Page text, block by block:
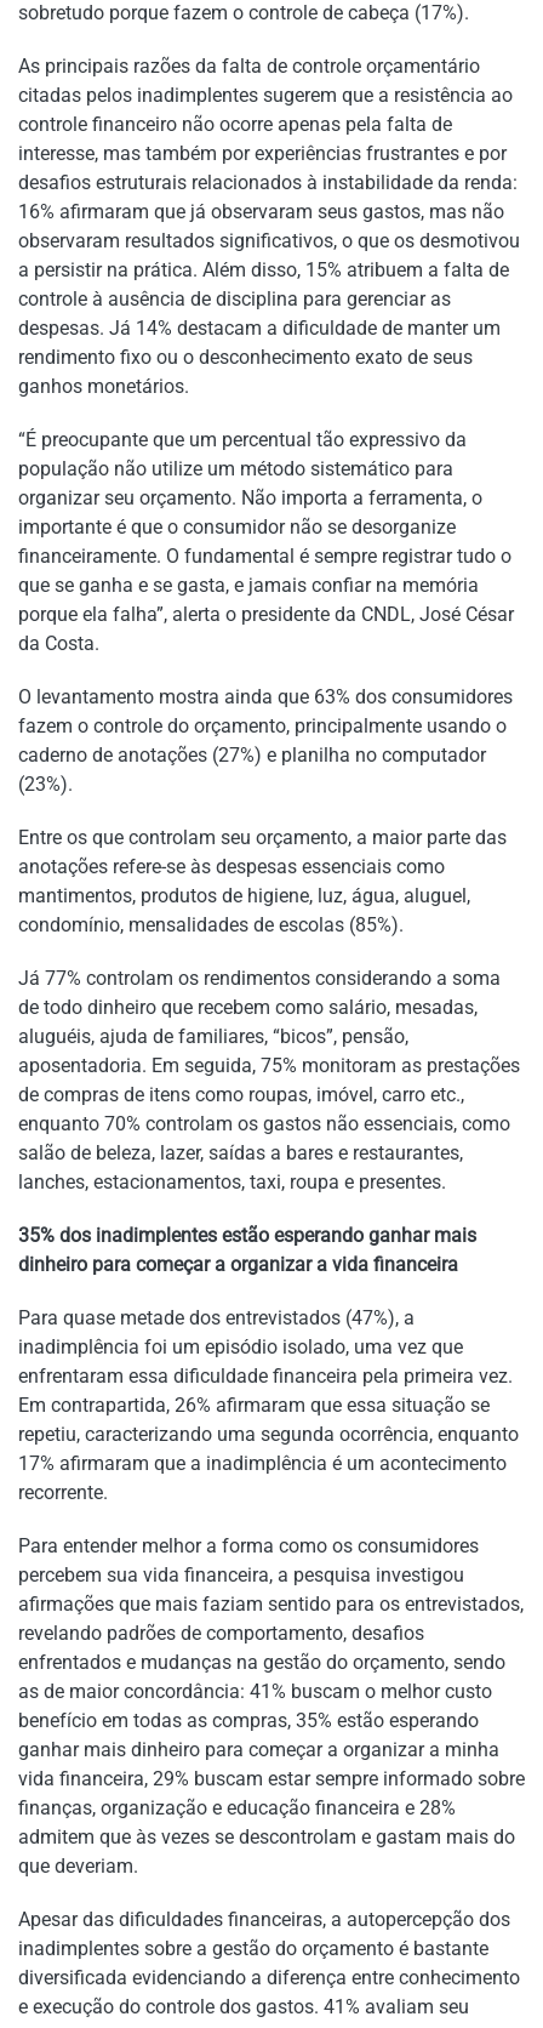
sobretudo porque fazem o controle de cabeça (17%).
As principais razões da falta de controle orçamentário
citadas pelos inadimplentes sugerem que a resistência ao
controle financeiro não ocorre apenas pela falta de
interesse, mas também por experiências frustrantes e por
desafios estruturais relacionados à instabilidade da renda:
16% afirmaram que já observaram seus gastos, mas não
observaram resultados significativos, o que os desmotivou
a persistir na prática. Além disso, 15% atribuem a falta de
controle à ausência de disciplina para gerenciar as
despesas. Já 14% destacam a dificuldade de manter um
rendimento fixo ou o desconhecimento exato de seus
ganhos monetários.
“É preocupante que um percentual tão expressivo da
população não utilize um método sistemático para
organizar seu orçamento. Não importa a ferramenta, o
importante é que o consumidor não se desorganize
financeiramente. O fundamental é sempre registrar tudo o
que se ganha e se gasta, e jamais confiar na memória
porque ela falha”, alerta o presidente da CNDL, José César
da Costa.
O levantamento mostra ainda que 63% dos consumidores
fazem o controle do orçamento, principalmente usando o
caderno de anotações (27%) e planilha no computador
(23%).
Entre os que controlam seu orçamento, a maior parte das
anotações refere-se às despesas essenciais como
mantimentos, produtos de higiene, luz, água, aluguel,
condomínio, mensalidades de escolas (85%).
Já 77% controlam os rendimentos considerando a soma
de todo dinheiro que recebem como salário, mesadas,
aluguéis, ajuda de familiares, “bicos”, pensão,
aposentadoria. Em seguida, 75% monitoram as prestações
de compras de itens como roupas, imóvel, carro etc.,
enquanto 70% controlam os gastos não essenciais, como
salão de beleza, lazer, saídas a bares e restaurantes,
lanches, estacionamentos, taxi, roupa e presentes.
35% dos inadimplentes estão esperando ganhar mais
dinheiro para começar a organizar a vida financeira
Para quase metade dos entrevistados (47%), a
inadimplência foi um episódio isolado, uma vez que
enfrentaram essa dificuldade financeira pela primeira vez.
Em contrapartida, 26% afirmaram que essa situação se
repetiu, caracterizando uma segunda ocorrência, enquanto
17% afirmaram que a inadimplência é um acontecimento
recorrente.
Para entender melhor a forma como os consumidores
percebem sua vida financeira, a pesquisa investigou
afirmações que mais faziam sentido para os entrevistados,
revelando padrões de comportamento, desafios
enfrentados e mudanças na gestão do orçamento, sendo
as de maior concordância: 41% buscam o melhor custo
benefício em todas as compras, 35% estão esperando
ganhar mais dinheiro para começar a organizar a minha
vida financeira, 29% buscam estar sempre informado sobre
finanças, organização e educação financeira e 28%
admitem que às vezes se descontrolam e gastam mais do
que deveriam.
Apesar das dificuldades financeiras, a autopercepção dos
inadimplentes sobre a gestão do orçamento é bastante
diversificada evidenciando a diferença entre conhecimento
e execução do controle dos gastos. 41% avaliam seu